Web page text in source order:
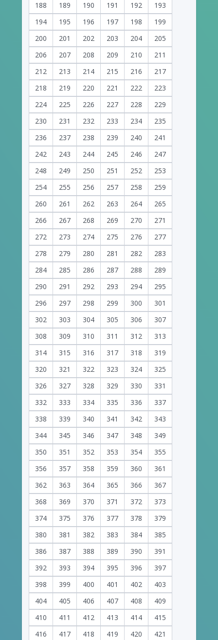
188
189 190 191 192
193
194
195 196 197 198
199
200
201 202 203 204
205
206
207 208 209 210
211
212
213 214 215 216
217
218
219 220 221 222
223
224
225 226 227 228
229
230
231 232 233 234
235
236
237 238 239 240
241
242
243 244 245 246
247
248
249 250 251 252
253
254
255 256 257 258
259
260
261 262 263 264
265
266
267 268 269 270
271
272
273 274 275 276
277
278
279 280 281 282
283
284
285 286 287 288
289
290
291 292 293 294
295
296
297 298 299 300
301
302
303 304 305 306
307
308
309 310 311 312
313
314
315 316 317 318
319
320
321 322 323 324
325
326
327 328 329 330
331
332
333 334 335 336
337
338
339 340 341 342
343
344
345 346 347 348
349
350
351 352 353 354
355
356
357 358 359 360
361
362
363 364 365 366
367
368
369 370 371 372
373
374
375 376 377 378
379
380
381 382 383 384
385
386
387 388 389 390
391
392
393 394 395 396
397
398
399 400 401 402
403
404
405 406 407 408
409
410
411 412 413 414
415
416
417 418 419 420 421